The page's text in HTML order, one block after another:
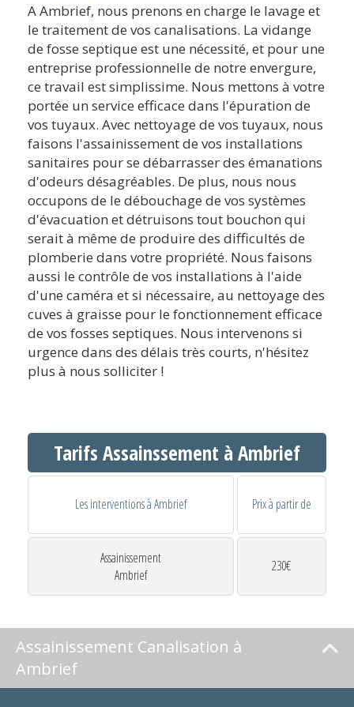
A Ambrief, nous prenons en charge le lavage et
le traitement de vos canalisations. La vidange
de fosse septique est une nécessité, et pour une
entreprise professionnelle de notre envergure,
ce travail est simplissime. Nous mettons à votre
portée un service efficace dans l'épuration de
vos tuyaux. Avec nettoyage de vos tuyaux, nous
faisons l'assainissement de vos installations
sanitaires pour se débarrasser des émanations
d'odeurs désagréables. De plus, nous nous
occupons de le débouchage de vos systèmes
d'évacuation et détruisons tout bouchon qui
serait à même de produire des difficultés de
plomberie dans votre propriété. Nous faisons
aussi le contrôle de vos installations à l'aide
d'une caméra et si nécessaire, au nettoyage des
cuves à graisse pour le fonctionnement efficace
de vos fosses septiques. Nous intervenons si
urgence dans des délais très courts, n'hésitez
plus à nous solliciter !
Tarifs Assainssement à Ambrief
Les interventions à Ambrief Prix à partir de
Assainissement
Ambrief
230€
Assainissement Canalisation à
Ambrief